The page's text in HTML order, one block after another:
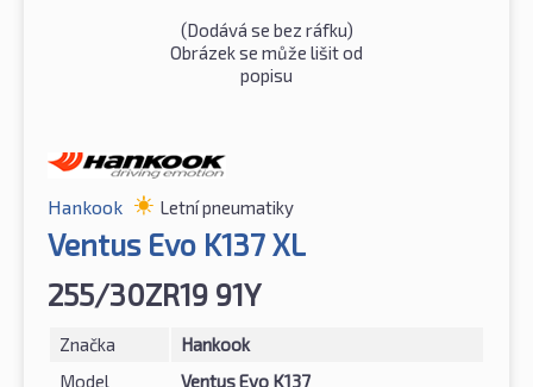
(Dodává se bez ráfku)
Obrázek se může lišit od
popisu
Hankook Letní pneumatiky
Ventus Evo K137 XL
255/30ZR19 91Y
Značka
Hankook
Model
Ventus Evo K137